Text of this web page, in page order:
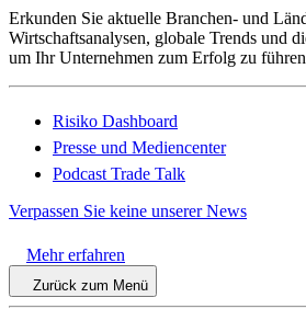
Erkunden Sie aktuelle Branchen- und
Wirtschaftsanalysen, globale Trends und
um Ihr Unternehmen zum Erfolg zu
Risiko Dashboard
Presse und Mediencenter
Podcast Trade Talk
Verpassen Sie keine unserer News
Mehr erfahren
Zurück zum Menü